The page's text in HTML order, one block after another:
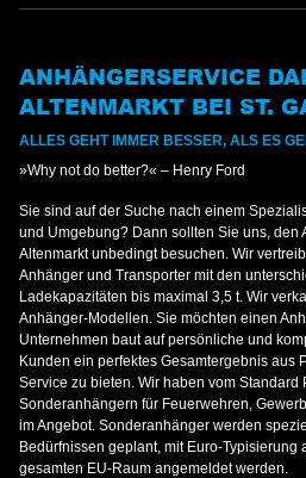
ANHÄNGERSERVICE
ALTENMARKT BEI ST.
ALLES GEHT IMMER BESSER, ALS ES
»Why not do better?« – Henry Ford
Sie sind auf der Suche nach einem
und Umgebung? Dann sollten Sie uns, den
Altenmarkt unbedingt besuchen. Wir
Anhänger und Transporter mit den
Ladekapazitäten bis maximal 3,5 t. Wir
Anhänger-Modellen. Sie möchten einen
Unternehmen baut auf persönliche und
Kunden ein perfektes Gesamtergebnis aus
Service zu bieten. Wir haben vom Standard
Sonderanhängern für Feuerwehren,
im Angebot. Sonderanhänger werden
Bedürfnissen geplant, mit Euro-Typisierung
gesamten EU-Raum angemeldet werden.